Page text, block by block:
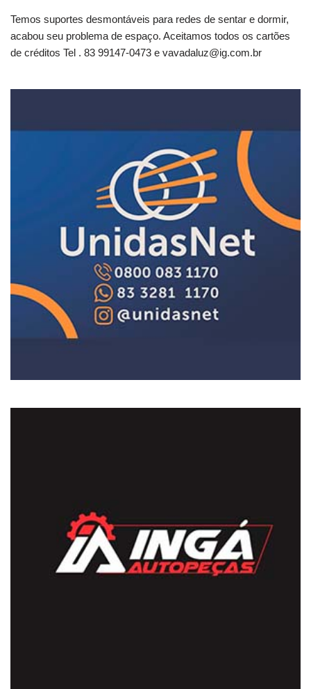
Temos suportes desmontáveis para redes de sentar e dormir,
acabou seu problema de espaço. Aceitamos todos os cartões
de créditos Tel . 83 99147-0473 e vavadaluz@ig.com.br